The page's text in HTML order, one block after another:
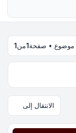
1من1
الانتقال إلى